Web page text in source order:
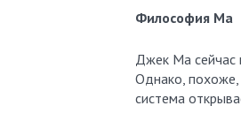
Философия Ма
Джек Ма сейчас
Однако, похоже,
система